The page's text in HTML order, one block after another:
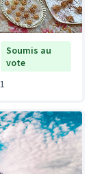
Soumis au
vote